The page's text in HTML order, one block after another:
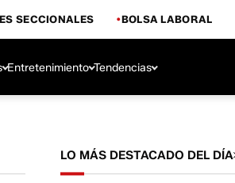
SECCIONALES BOLSA LABORAL
Entretenimiento Tendencias
LO MÁS DESTACADO DEL DÍA